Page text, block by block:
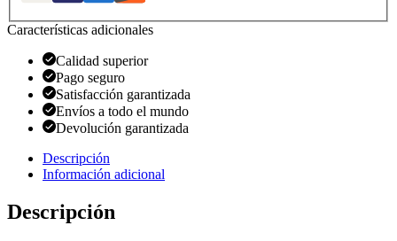
Características adicionales
Calidad superior
Pago seguro
Satisfacción garantizada
Envíos a todo el mundo
Devolución garantizada
Descripción
Información adicional
Descripción